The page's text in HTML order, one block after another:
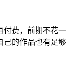
付费，前期不花一
己的作品也有足够